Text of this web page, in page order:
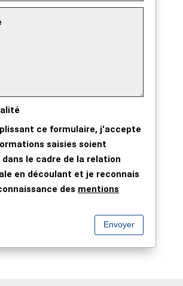
ce formulaire, j'accepte
saisies soient
le cadre de la relation
en découlant et je reconnais
des mentions
Envoyer